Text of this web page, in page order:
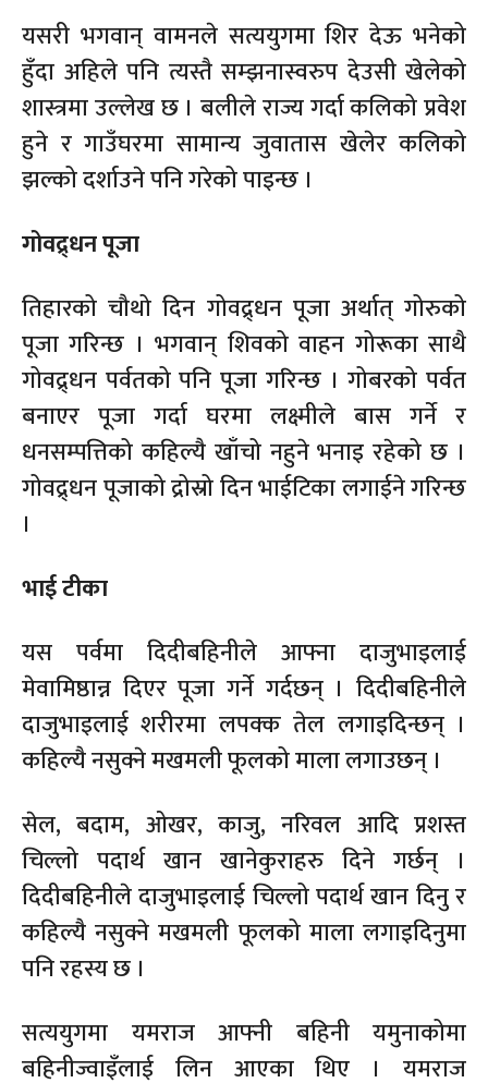
यसरी भगवान् वामनले सत्ययुगमा शिर देऊ भनेको
हुँदा अहिले पनि त्यस्तै सम्झनास्वरुप देउसी खेलेको
शास्त्रमा उल्लेख छ । बलीले राज्य गर्दा कलिको प्रवेश
हुने र गाउँघरमा सामान्य जुवातास खेलेर कलिको
झल्को दर्शाउने पनि गरेको पाइन्छ ।
गोवद्र्धन पूजा
तिहारको चौथो दिन गोवद्र्धन पूजा अर्थात् गोरुको
पूजा गरिन्छ । भगवान् शिवको वाहन गोरूका साथै
गोवद्र्धन पर्वतको पनि पूजा गरिन्छ । गोबरको पर्वत
बनाएर पूजा गर्दा घरमा लक्ष्मीले बास गर्ने र
धनसम्पत्तिको कहिल्यै खाँचो नहुने भनाइ रहेको छ ।
गोवद्र्धन पूजाको द्रोस्रो दिन भाईटिका लगाईने गरिन्छ
।
भाई टीका
यस पर्वमा दिदीबहिनीले आफ्ना दाजुभाइलाई
मेवामिष्ठान्न दिएर पूजा गर्ने गर्दछन् । दिदीबहिनीले
दाजुभाइलाई शरीरमा लपक्क तेल लगाइदिन्छन् ।
कहिल्यै नसुक्ने मखमली फूलको माला लगाउछन् ।
सेल, बदाम, ओखर, काजु, नरिवल आदि प्रशस्त
चिल्लो पदार्थ खान खानेकुराहरु दिने गर्छन् ।
दिदीबहिनीले दाजुभाइलाई चिल्लो पदार्थ खान दिनु र
कहिल्यै नसुक्ने मखमली फूलको माला लगाइदिनुमा
पनि रहस्य छ ।
सत्ययुगमा यमराज आफ्नी बहिनी यमुनाकोमा
बहिनीज्वाइँलाई लिन आएका थिए । यमराज